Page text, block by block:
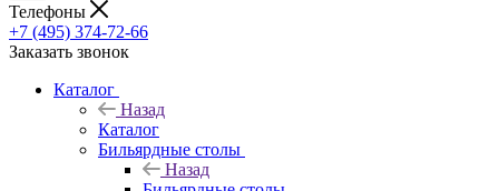
Телефоны
+7 (495) 374-72-66
Заказать звонок
Каталог
Назад
Каталог
Бильярдные столы
Назад